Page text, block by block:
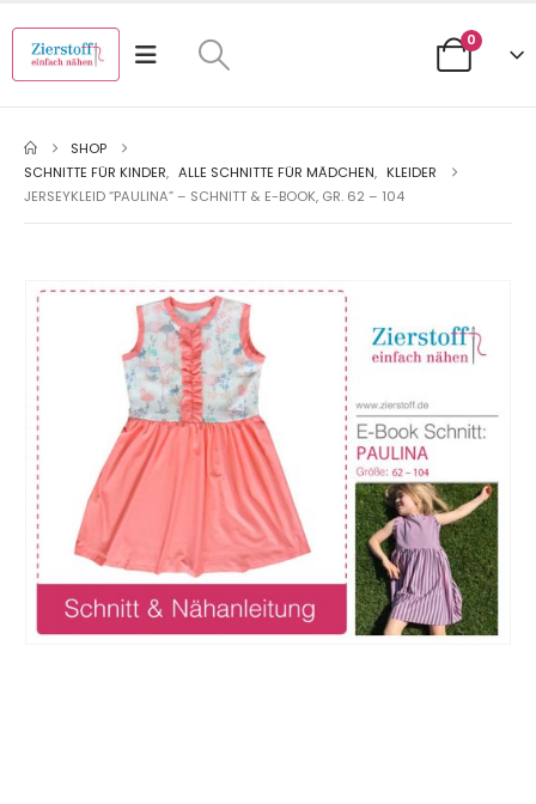
0
SHOP
SCHNITTE FÜR KINDER, ALLE SCHNITTE FÜR MÄDCHEN, KLEIDER
JERSEYKLEID “PAULINA” – SCHNITT & E-BOOK, GR. 62 – 104